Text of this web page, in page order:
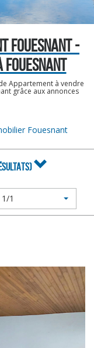
FOUESNANT -
Appartement à vendre
grâce aux annonces
Fouesnant
1